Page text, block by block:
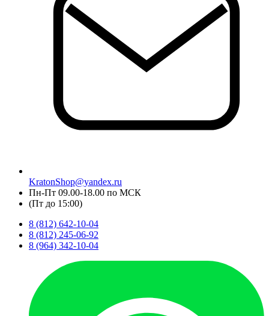
KratonShop@yandex.ru
Пн-Пт 09.00-18.00 по МСК
(Пт до 15:00)
8 (812) 642-10-04
8 (812) 245-06-92
8 (964) 342-10-04